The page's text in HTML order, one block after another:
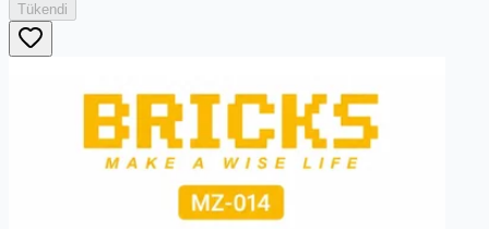
Tükendi